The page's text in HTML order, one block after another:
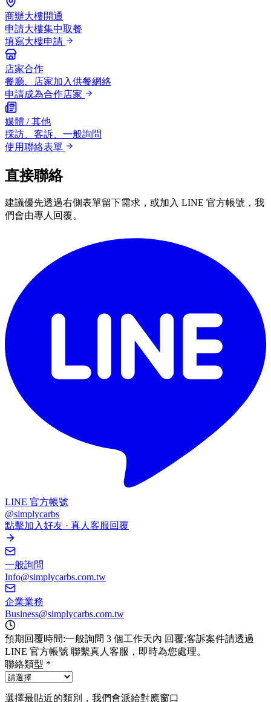
商辦大樓開通
申請大樓集中取餐
填寫大樓申請
店家合作
餐廳、店家加入供餐網絡
申請成為合作店家
媒體 / 其他
採訪、客訴、一般詢問
使用聯絡表單
直接聯絡
建議優先透過右側表單留下需求，或加入 LINE 官方帳號，我
們會由專人回覆。
LINE 官方帳號
@simplycarbs
點擊加入好友 · 真人客服回覆
一般詢問
Info@simplycarbs.com.tw
企業業務
Business@simplycarbs.com.tw
預期回覆時間:一般詢問 3 個工作天內 回覆;客訴案件請透過
LINE 官方帳號 聯繫真人客服，即時為您處理。
聯絡類型 *
選擇最貼近的類別，我們會派給對應窗口